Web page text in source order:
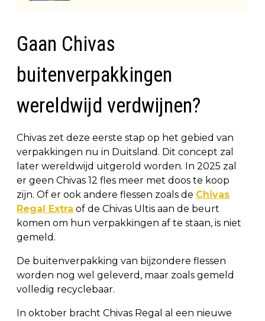
Gaan Chivas
buitenverpakkingen
wereldwijd verdwijnen?
Chivas zet deze eerste stap op het gebied van
verpakkingen nu in Duitsland. Dit concept zal
later wereldwijd uitgerold worden. In 2025 zal
er geen Chivas 12 fles meer met doos te koop
zijn. Of er ook andere flessen zoals de Chivas
Regal Extra of de Chivas Ultis aan de beurt
komen om hun verpakkingen af te staan, is niet
gemeld.
De buitenverpakking van bijzondere flessen
worden nog wel geleverd, maar zoals gemeld
volledig recyclebaar.
In oktober bracht Chivas Regal al een nieuwe